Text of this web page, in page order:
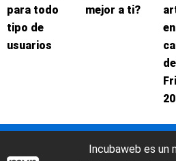
para todo
tipo de
usuarios
mejor a ti?
Incubaweb es un